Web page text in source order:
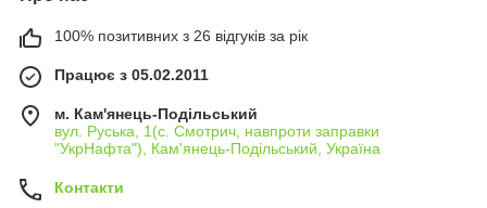
100% позитивних з 26 відгуків за рік
Працює з 05.02.2011
м. Кам'янець-Подільський
вул. Руська, 1(с. Смотрич, навпроти заправки
"УкрНафта"), Кам'янець-Подільський, Україна
Контакти